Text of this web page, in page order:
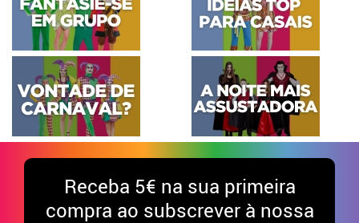
Receba 5€ na sua primeira
compra ao subscrever à nossa